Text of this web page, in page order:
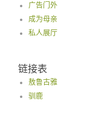
广告门外
成为母亲
私人展厅
链接表
敖鲁古雅
驯鹿